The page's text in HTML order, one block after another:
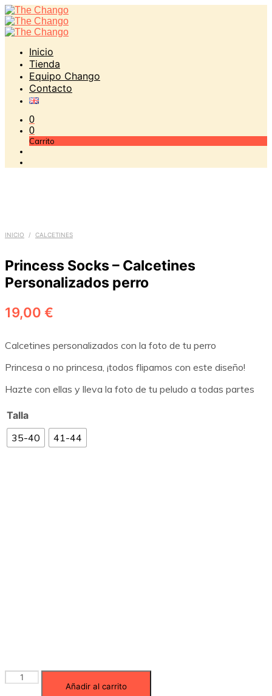
Inicio
Tienda
Equipo Chango
Contacto
0
0
Carrito
INICIO / CALCETINES
Princess Socks – Calcetines
Personalizados perro
19,00 €
Calcetines personalizados con la foto de tu perro
Princesa o no princesa, ¡todos flipamos con este diseño!
Hazte con ellas y lleva la foto de tu peludo a todas partes
Talla
35-40
41-44
Añadir al carrito